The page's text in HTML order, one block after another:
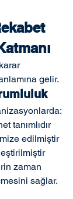
gelir.
tanımlıdır
edilmiştir
zaman
sağlar.